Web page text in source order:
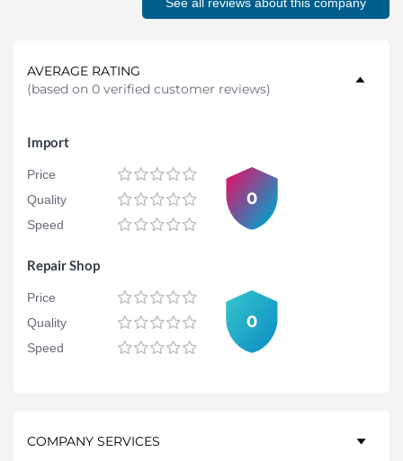
AVERAGE RATING
(based on 0 verified customer reviews)
Import
Price
Quality
Speed
0
Repair Shop
Price
Quality
Speed
0
COMPANY SERVICES